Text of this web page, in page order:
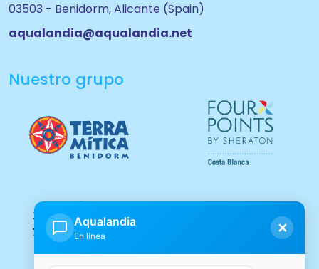
03503 - Benidorm, Alicante (Spain)
aqualandia@aqualandia.net
Nuestro grupo
Aqualandia
En línea
✕